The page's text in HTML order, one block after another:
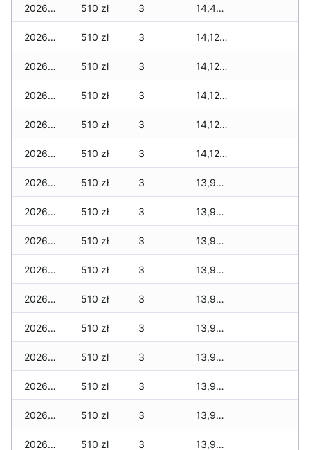
2026-02-27 510 zł 3 14,439 zł
2026-02-26 510 zł 3 14,129 zł
2026-02-25 510 zł 3 14,129 zł
2026-02-24 510 zł 3 14,129 zł
2026-02-23 510 zł 3 14,129 zł
2026-02-22 510 zł 3 14,129 zł
2026-02-21 510 zł 3 13,929 zł
2026-02-20 510 zł 3 13,929 zł
2026-02-19 510 zł 3 13,929 zł
2026-02-18 510 zł 3 13,929 zł
2026-02-17 510 zł 3 13,929 zł
2026-02-16 510 zł 3 13,929 zł
2026-02-15 510 zł 3 13,929 zł
2026-02-14 510 zł 3 13,929 zł
2026-02-13 510 zł 3 13,929 zł
2026-02-12 510 zł 3 13,929 zł